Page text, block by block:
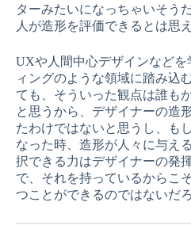
ターみたいになっちゃいそう
人が造形を評価できるとは思
UXや人間中心デザインなどを
ィングのような領域に踏み込
ても、そういった観点は誰も
と思うから、デザイナーの造
たわけではないと思うし、も
なった時、造形が人々に与え
択できる力はデザイナーの発
で、それを持っているからこ
つことができるのではないだろ